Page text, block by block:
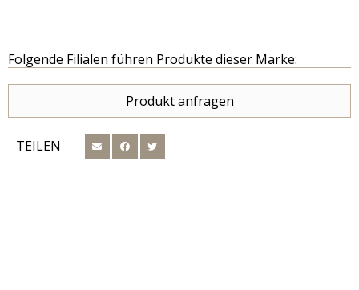
Folgende Filialen führen Produkte dieser Marke:
Produkt anfragen
TEILEN